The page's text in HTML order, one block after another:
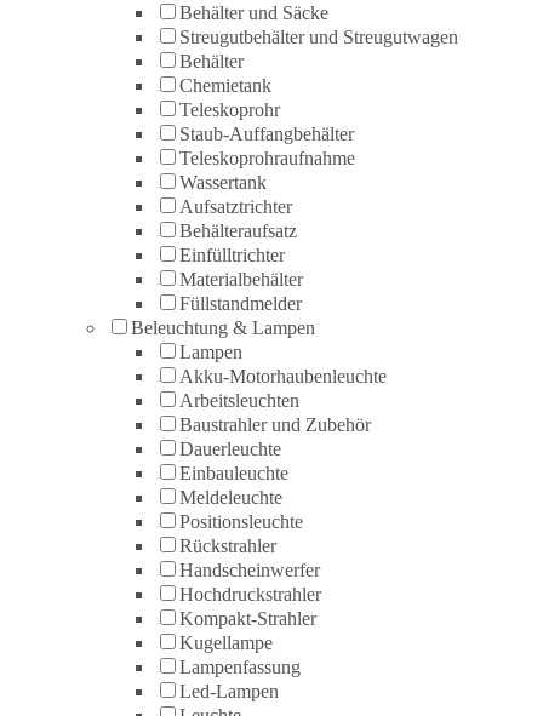
Behälter und Säcke
Streugutbehälter und Streugutwagen
Behälter
Chemietank
Teleskoprohr
Staub-Auffangbehälter
Teleskoprohraufnahme
Wassertank
Aufsatztrichter
Behälteraufsatz
Einfülltrichter
Materialbehälter
Füllstandmelder
Beleuchtung & Lampen
Lampen
Akku-Motorhaubenleuchte
Arbeitsleuchten
Baustrahler und Zubehör
Dauerleuchte
Einbauleuchte
Meldeleuchte
Positionsleuchte
Rückstrahler
Handscheinwerfer
Hochdruckstrahler
Kompakt-Strahler
Kugellampe
Lampenfassung
Led-Lampen